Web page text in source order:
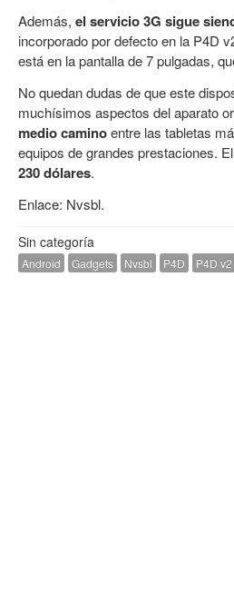
Además, el servicio 3G sigue
incorporado por defecto en la P4D
está en la pantalla de 7 pulgadas,
No quedan dudas de que este
muchísimos aspectos del aparato
medio caminoentre las tabletas
equipos de grandes prestaciones.
230 dólares.
Enlace: Nvsbl.
Sin categoría
Android Gadgets Nvsbl P4D P4D v2